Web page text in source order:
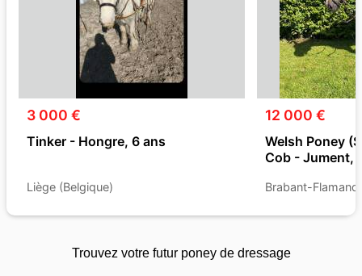
3 000 €
Tinker - Hongre, 6 ans
Liège (Belgique)
12 000 €
Welsh Poney
Cob - Jument,
Brabant-Flamand
Trouvez votre futur poney de dressage